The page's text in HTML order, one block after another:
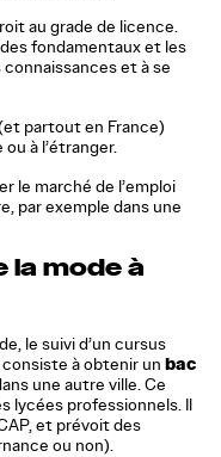
au grade de licence.
fondamentaux et les
et à se
partout en France)
à l’étranger.
le marché de l’emploi
par exemple dans une
la mode à
le suivi d’un cursus
consiste à obtenir un bac
une autre ville. Ce
lycées professionnels. Il
et prévoit des
ou non).